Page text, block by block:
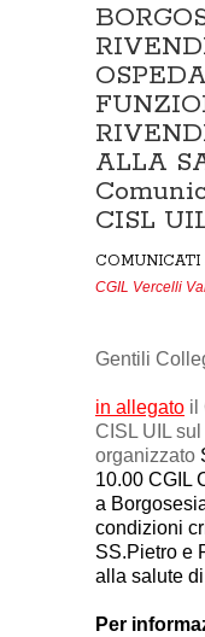
ALLA
CISL
COMUNICATI
CGIL Vercelli
Gentili
in allegato il
CISL UIL
organizzato
10.00 CGIL
a
condizioni
SS.Pietro e
alla salute
Per